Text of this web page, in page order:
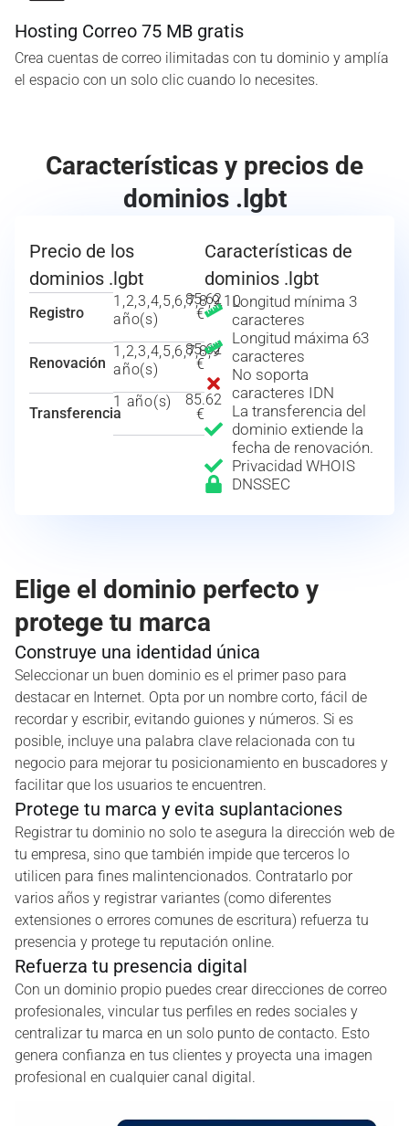
Hosting Correo 75 MB gratis
Crea cuentas de correo ilimitadas con tu dominio y amplía
el espacio con un solo clic cuando lo necesites.
Características y precios de
dominios .lgbt
Precio de los
dominios .lgbt
Registro
1,2,3,4,5,6,7,8,9,10
año(s)
85.62
€
Renovación
1,2,3,4,5,6,7,8,9
año(s)
85.62
€
Transferencia
1 año(s)
85.62
€
Características de
dominios .lgbt
Longitud mínima 3
caracteres
Longitud máxima 63
caracteres
No soporta
caracteres IDN
La transferencia del
dominio extiende la
fecha de renovación.
Privacidad WHOIS
DNSSEC
Elige el dominio perfecto y
protege tu marca
Construye una identidad única
Seleccionar un buen dominio es el primer paso para
destacar en Internet. Opta por un nombre corto, fácil de
recordar y escribir, evitando guiones y números. Si es
posible, incluye una palabra clave relacionada con tu
negocio para mejorar tu posicionamiento en buscadores y
facilitar que los usuarios te encuentren.
Protege tu marca y evita suplantaciones
Registrar tu dominio no solo te asegura la dirección web de
tu empresa, sino que también impide que terceros lo
utilicen para fines malintencionados. Contratarlo por
varios años y registrar variantes (como diferentes
extensiones o errores comunes de escritura) refuerza tu
presencia y protege tu reputación online.
Refuerza tu presencia digital
Con un dominio propio puedes crear direcciones de correo
profesionales, vincular tus perfiles en redes sociales y
centralizar tu marca en un solo punto de contacto. Esto
genera confianza en tus clientes y proyecta una imagen
profesional en cualquier canal digital.